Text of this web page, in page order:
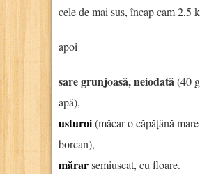
cele de mai sus, încap cam 2,5
apoi
sare grunjoasă, neiodată(40
apă),
usturoi(măcar o căpățână
borcan),
mărarsemiuscat, cu floare.